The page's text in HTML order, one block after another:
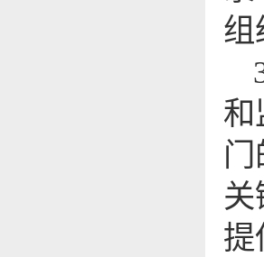
组
和
关
提